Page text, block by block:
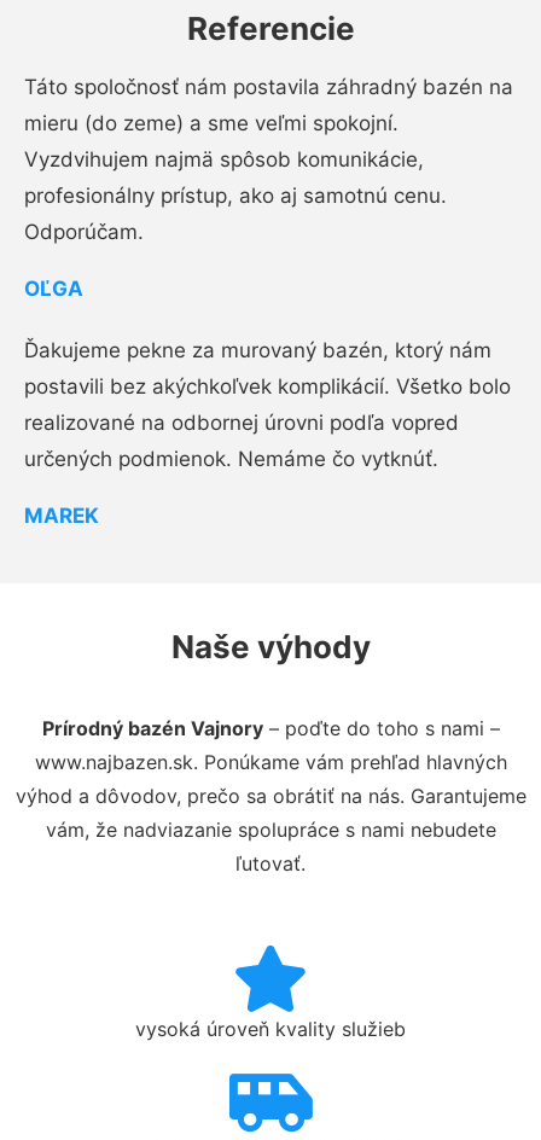
Referencie
Táto spoločnosť nám postavila záhradný bazén na
mieru (do zeme) a sme veľmi spokojní.
Vyzdvihujem najmä spôsob komunikácie,
profesionálny prístup, ako aj samotnú cenu.
Odporúčam.
OĽGA
Ďakujeme pekne za murovaný bazén, ktorý nám
postavili bez akýchkoľvek komplikácií. Všetko bolo
realizované na odbornej úrovni podľa vopred
určených podmienok. Nemáme čo vytknúť.
MAREK
Naše výhody
Prírodný bazén Vajnory– poďte do toho s nami –
www.najbazen.sk. Ponúkame vám prehľad hlavných
výhod a dôvodov, prečo sa obrátiť na nás. Garantujeme
vám, že nadviazanie spolupráce s nami nebudete
ľutovať.
vysoká úroveň kvality služieb